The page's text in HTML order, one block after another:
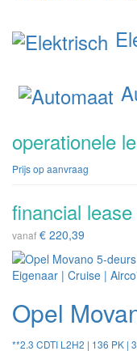
operationele
Prijs op aanvraag
financial lease
vanaf € 220,39
Opel
**2.3 CDTI L2H2 | 136 PK |